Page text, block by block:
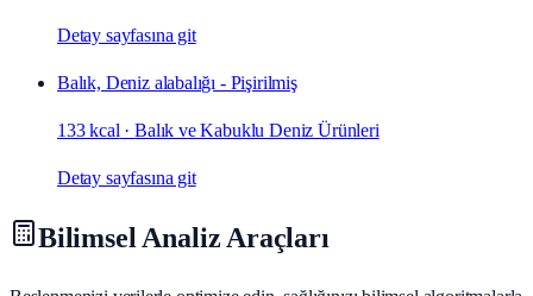
Detay sayfasına git
Balık, Deniz alabalığı - Pişirilmiş
133 kcal ·Balık ve Kabuklu Deniz Ürünleri
Detay sayfasına git
Bilimsel Analiz Araçları